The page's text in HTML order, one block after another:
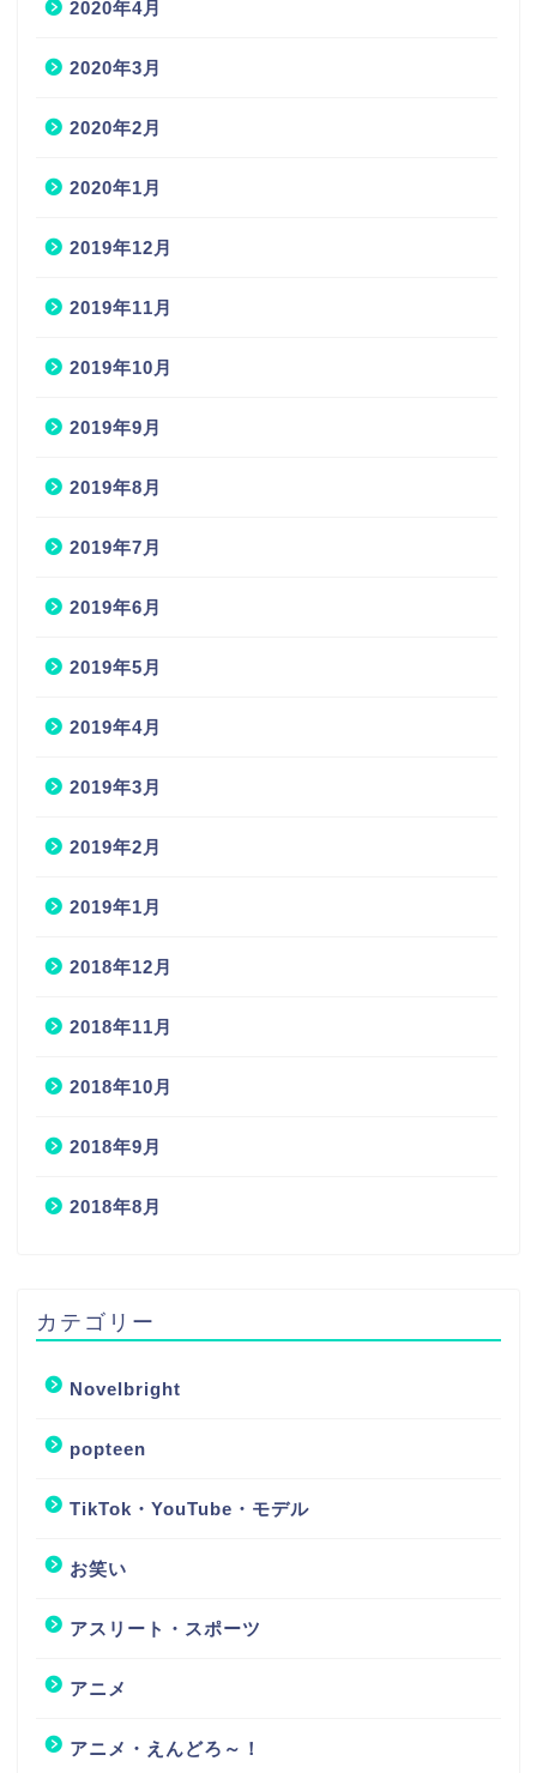
2020年4月
2020年3月
2020年2月
2020年1月
2019年12月
2019年11月
2019年10月
2019年9月
2019年8月
2019年7月
2019年6月
2019年5月
2019年4月
2019年3月
2019年2月
2019年1月
2018年12月
2018年11月
2018年10月
2018年9月
2018年8月
カテゴリー
Novelbright
popteen
TikTok・YouTube・モデル
お笑い
アスリート・スポーツ
アニメ
アニメ・えんどろ～！